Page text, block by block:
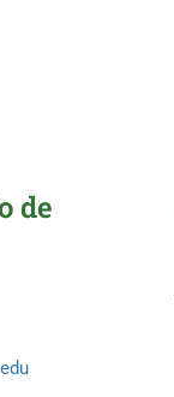
de